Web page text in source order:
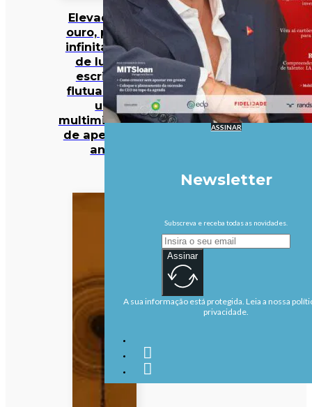
Elevador de
ouro, piscina
infinita e spa
de luxo: o
escritório
flutuante de
um
multimilionário
de apenas 27
anos
ASSINAR
Newsletter
Subscreva e receba todas as novidades.
Assinar
A sua informação está protegida. Leia a nossa
privacidade.